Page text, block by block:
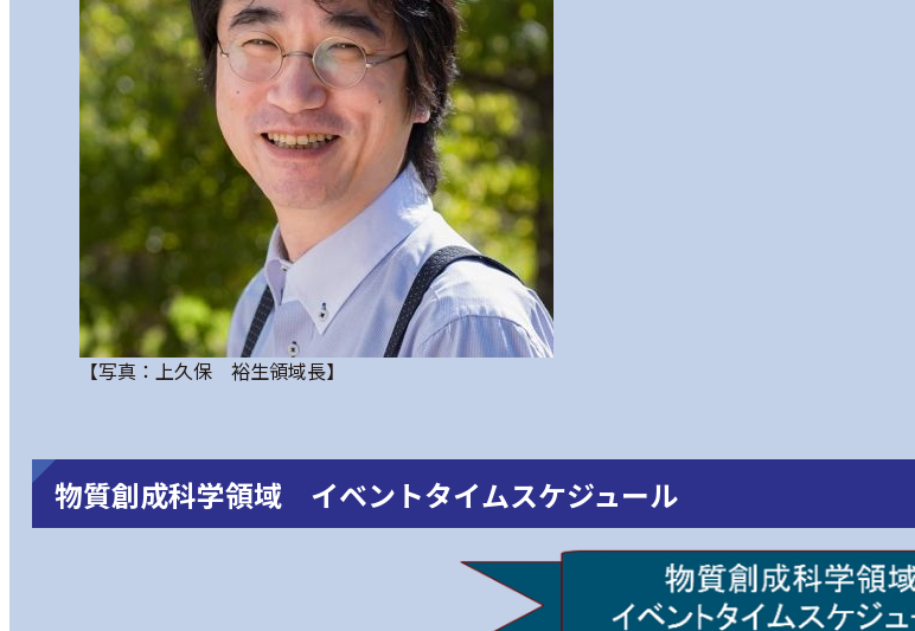
【写真：上久保 裕生領域長】
物質創成科学領域 イベントタイムスケジュール